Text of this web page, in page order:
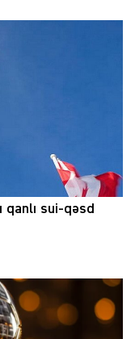
qanlı sui-qəsd